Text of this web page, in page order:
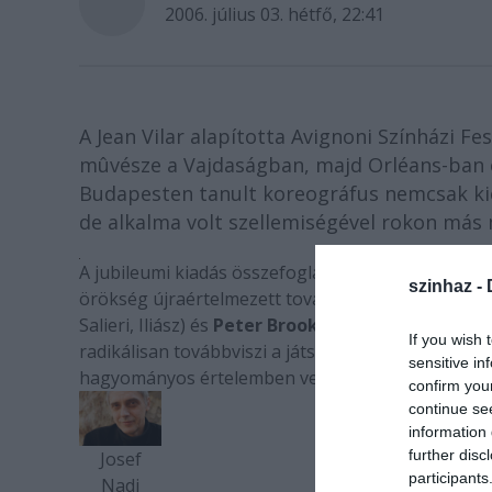
szinhaz -
If you wish
sensitive
confirm
continue
information
further
2006. július 03. hétfő, 22:41
A Jean Vilar alapította Avignoni Színházi
mûvésze a Vajdaságban, majd Orléans-
Budapesten tanult koreográfus nemcsak
de alkalma volt szellemiségével rokon
A jubileumi kiadás összefoglalható a modernitás,
örökség újraértelmezett továbbvitele
Salieri, Iliász) és Peter Brook
radikálisan továbbviszi a játszók, a test előtérbe
hagyományos értelemben vett színdarab Gorkij
Josef
Nadj